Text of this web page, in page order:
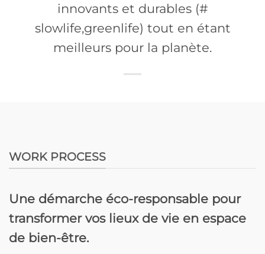
innovants et durables (#
slowlife,greenlife) tout en étant
meilleurs pour la planète.
WORK PROCESS
Une démarche éco-responsable pour
transformer vos lieux de vie en espace
de bien-être.